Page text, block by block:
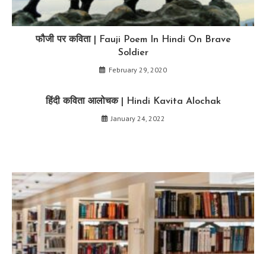
फौजी पर कविता | Fauji Poem In Hindi On Brave
Soldier
February 29, 2020
हिंदी कविता आलोचक | Hindi Kavita Alochak
January 24, 2022